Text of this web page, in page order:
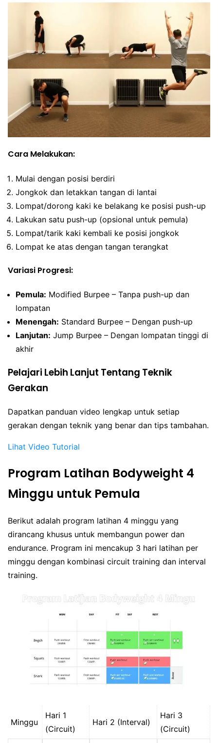
Cara Melakukan:
Mulai dengan posisi berdiri
Jongkok dan letakkan tangan di lantai
Lompat/dorong kaki ke belakang ke posisi push-up
Lakukan satu push-up (opsional untuk pemula)
Lompat/tarik kaki kembali ke posisi jongkok
Lompat ke atas dengan tangan terangkat
Variasi Progresi:
Pemula: Modified Burpee – Tanpa push-up dan
lompatan
Menengah: Standard Burpee – Dengan push-up
Lanjutan: Jump Burpee – Dengan lompatan tinggi di
akhir
Pelajari Lebih Lanjut Tentang Teknik
Gerakan
Dapatkan panduan video lengkap untuk setiap
gerakan dengan teknik yang benar dan tips tambahan.
Lihat Video Tutorial
Program Latihan Bodyweight 4
Minggu untuk Pemula
Berikut adalah program latihan 4 minggu yang
dirancang khusus untuk membangun power dan
endurance. Program ini mencakup 3 hari latihan per
minggu dengan kombinasi circuit training dan interval
training.
Minggu
Hari 1
(Circuit)
Hari 2 (Interval)
Hari 3
(Circuit)